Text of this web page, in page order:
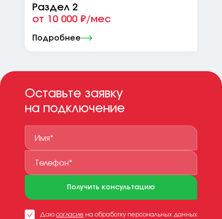
Раздел 2
от 10 000 ₽/мес
Подробнее
Оставьте заявку
на подключение
Получить консультацию
Даю согласие на обработку персональных данных